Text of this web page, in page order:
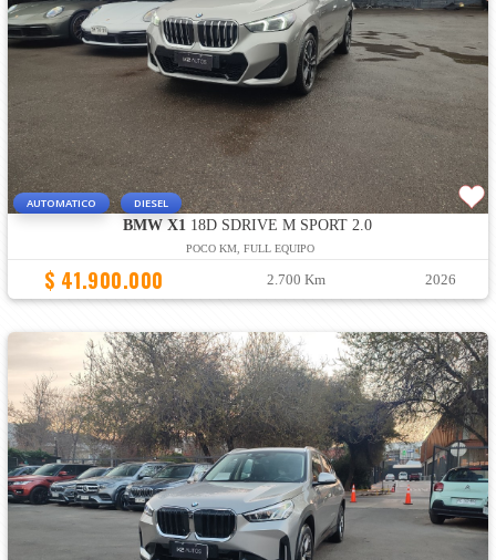
AUTOMATICO DIESEL
BMW X1 18D SDRIVE M SPORT 2.0
POCO KM, FULL EQUIPO
$ 41.900.000 2.700 Km 2026